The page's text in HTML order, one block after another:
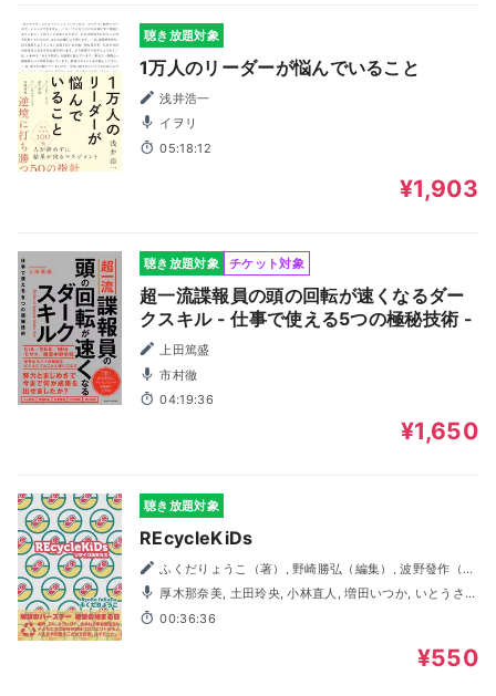
聴き放題対象
1万人のリーダーが悩んでいること
浅井浩一
イヲリ
05:18:12
¥1,903
聴き放題対象 チケット対象
超一流諜報員の頭の回転が速くなるダー
クスキル - 仕事で使える5つの極秘技術 -
上田篤盛
市村徹
04:19:36
¥1,650
聴き放題対象
REcycleKiDs
ふくだりょうこ（著）, 野崎勝弘（編集）, 波野發作（デ
ザイン・編集）
り
00:36:36
¥550